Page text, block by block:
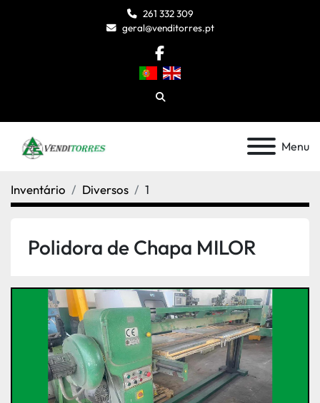
261 332 309
geral@venditorres.pt
facebook
Pesquisar
Menu
Inventário Diversos 1
Polidora de Chapa MILOR